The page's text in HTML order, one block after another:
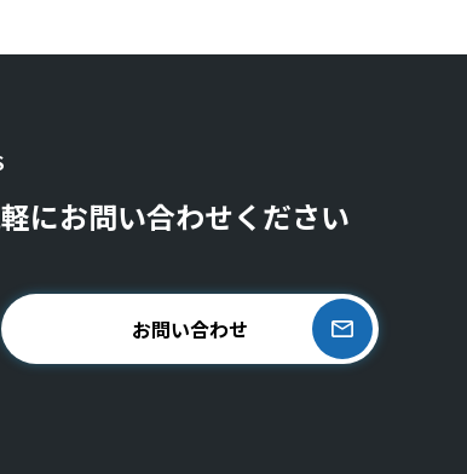
にお問い合わせください
お問い合わせ